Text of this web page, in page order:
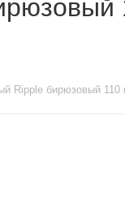
Ripple бирюзовый